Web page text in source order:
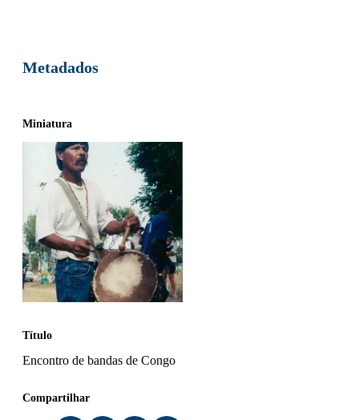
Metadados
Título
Encontro de bandas de Congo
Miniatura
Compartilhar